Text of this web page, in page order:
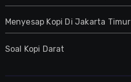
Menyesap Kopi Di Jakarta Timur
Soal Kopi Darat